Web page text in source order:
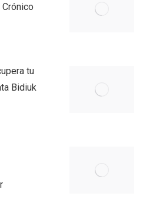
tu
Bidiuk